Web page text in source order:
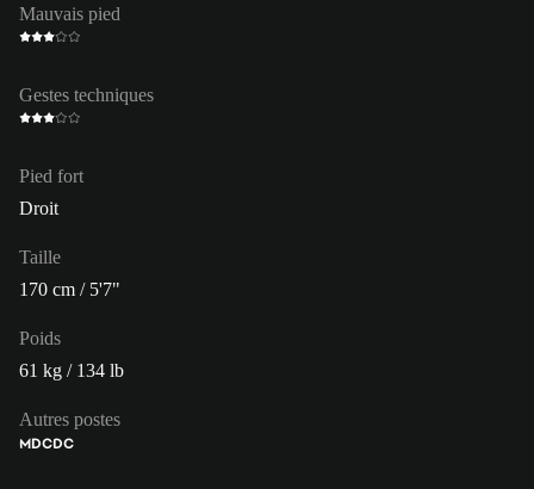
Mauvais pied
Gestes techniques
Pied fort
Droit
Taille
170 cm / 5'7"
Poids
61 kg / 134 lb
Autres postes
MDCDC